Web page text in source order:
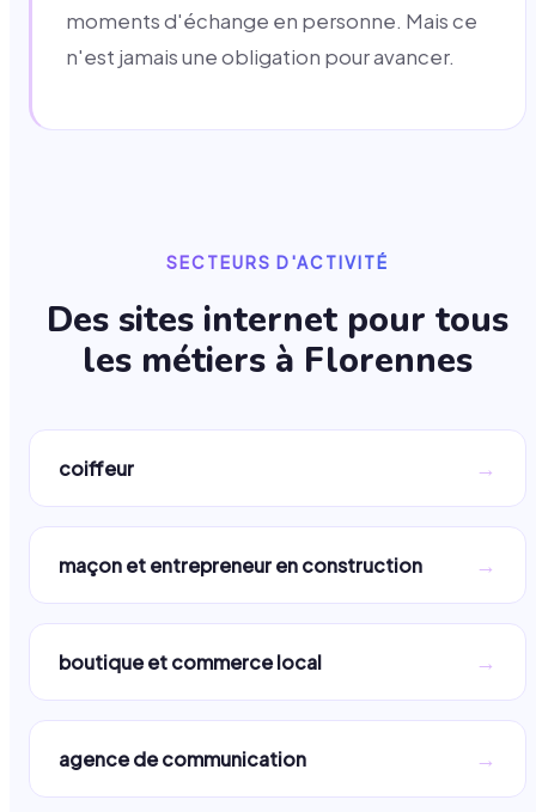
moments d'échange en personne. Mais ce
n'est jamais une obligation pour avancer.
SECTEURS D'ACTIVITÉ
Des sites internet pour tous
les métiers à Florennes
coiffeur →
maçon et entrepreneur en construction →
boutique et commerce local →
agence de communication →